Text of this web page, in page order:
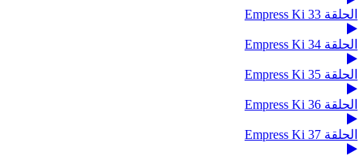
الحلقة 33 Empress Ki
الحلقة 34 Empress Ki
الحلقة 35 Empress Ki
الحلقة 36 Empress Ki
الحلقة 37 Empress Ki